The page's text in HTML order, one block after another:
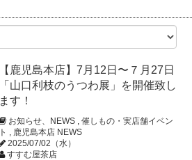
【鹿児島本店】7月12日〜７月27日
「山口利枝のうつわ展」を開催致し
ます！
お知らせ、NEWS ,催しもの・実店舗イベン
ト , 鹿児島本店 NEWS
2025/07/02（水）
すすむ屋茶店